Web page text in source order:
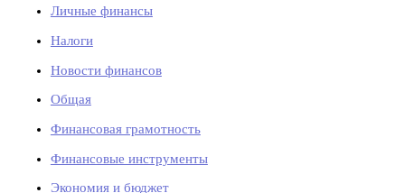
Личные финансы
Налоги
Новости финансов
Общая
Финансовая грамотность
Финансовые инструменты
Экономия и бюджет